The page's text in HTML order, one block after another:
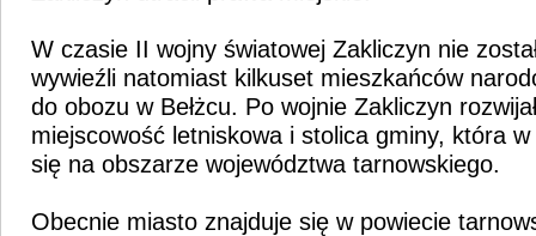
W czasie II wojny światowej Zakliczyn nie
wywieźli natomiast kilkuset mieszkańców
do obozu w Bełżcu. Po wojnie Zakliczyn
miejscowość letniskowa i stolica gminy, która w
się na obszarze województwa tarnowskiego.
Obecnie miasto znajduje się w powiecie